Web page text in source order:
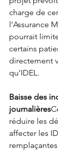
charge de
l’Assurance
pourrait
certains
directement
qu’IDEL.
Baisse des
journalières
réduire les
affecter les